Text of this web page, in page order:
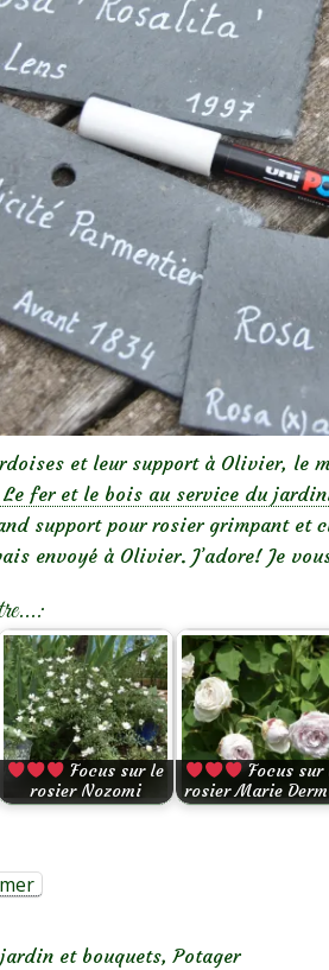
et leur support à Olivier, le
fer et le bois au service du
support pour rosier grimpant et
envoyé à Olivier. J’adore! Je
Focus sur le
rosier Nozomi
Focus sur
rosier Marie
et bouquets,Potager